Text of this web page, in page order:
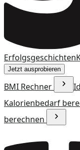
Erfolgsgeschichten
Jetzt ausprobieren
BMI Rechner
Kalorienbedarf
berechnen